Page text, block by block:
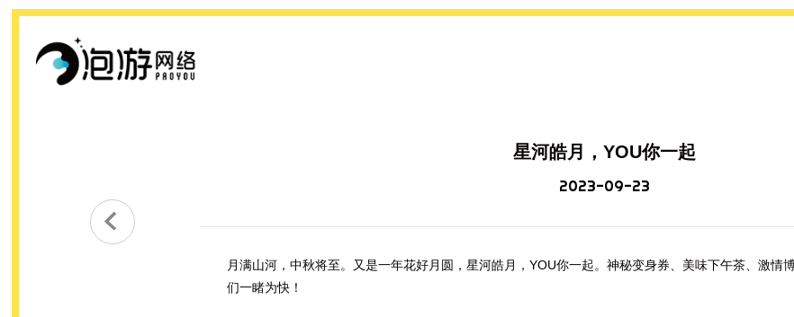
星河皓月，YOU你一起
2023-09-23

月满山河，中秋将至。又是一年花好月圆，星河皓月，YOU你一起。神秘变身券、美味下午茶、激情
们一睹为快！